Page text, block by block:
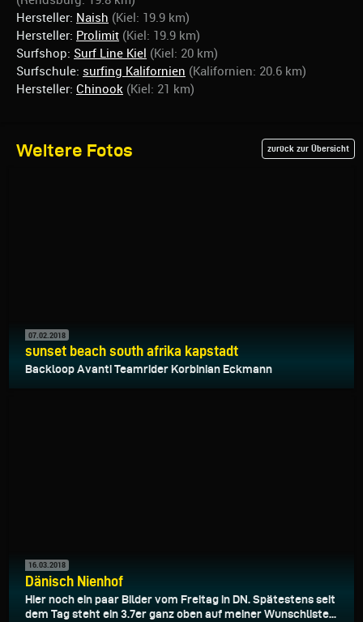
Hersteller: Naish (Kiel: 19.9 km)
Hersteller: Prolimit (Kiel: 19.9 km)
Surfshop: Surf Line Kiel (Kiel: 20 km)
Surfschule: surfing Kalifornien (Kalifornien: 20.6 km)
Hersteller: Chinook (Kiel: 21 km)
Weitere Fotos zurück zur Übersicht
07.02.2018
sunset beach south afrika kapstadt
Backloop Avanti Teamrider Korbinian Eckmann
16.03.2018
Dänisch Nienhof
Hier noch ein paar Bilder vom Freitag in DN. Spätestens seit
dem Tag steht ein 3.7er ganz oben auf meiner Wunschliste...